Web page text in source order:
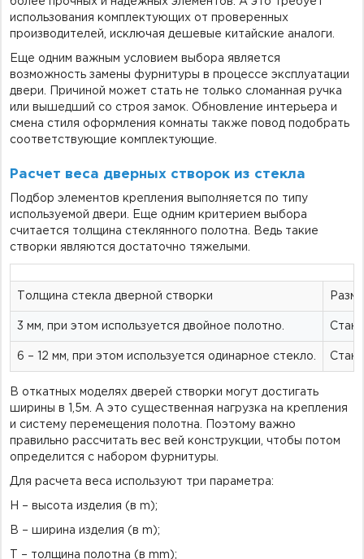
использования комплектующих от проверенных
производителей, исключая дешевые китайские аналоги.
Еще одним важным условием выбора является
возможность замены фурнитуры в процессе эксплуатации
двери. Причиной может стать не только сломанная ручка
или вышедший со строя замок. Обновление интерьера и
смена стиля оформления комнаты также повод подобрать
соответствующие комплектующие.
Расчет веса дверных створок из стекла
Подбор элементов крепления выполняется по типу
используемой двери. Еще одним критерием выбора
считается толщина стеклянного полотна. Ведь такие
створки являются достаточно тяжелыми.
Толщина стекла дверной створки
3 мм, при этом используется двойное полотно.
6 – 12 мм, при этом используется одинарное стекло.
В откатных моделях дверей створки могут достигать
ширины в 1,5м. А это существенная нагрузка на крепления
и систему перемещения полотна. Поэтому важно
правильно рассчитать вес вей конструкции, чтобы потом
определится с набором фурнитуры.
Для расчета веса используют три параметра:
H – высота изделия (в m);
B – ширина изделия (в m);
T – толщина полотна (в mm);